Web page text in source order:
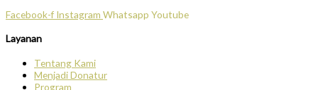
Facebook-f Instagram Whatsapp Youtube
Layanan
Tentang Kami
Menjadi Donatur
Program